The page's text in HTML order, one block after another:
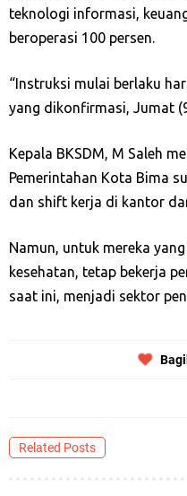
teknologi informasi,
beroperasi 100 persen.
“Instruksi mulai berlaku
yang dikonfirmasi, Jumat
Kepala BKSDM, M Saleh
Pemerintahan Kota Bima
dan shift kerja di kantor
Namun, untuk mereka
kesehatan, tetap bekerja
saat ini, menjadi sektor
Related Posts